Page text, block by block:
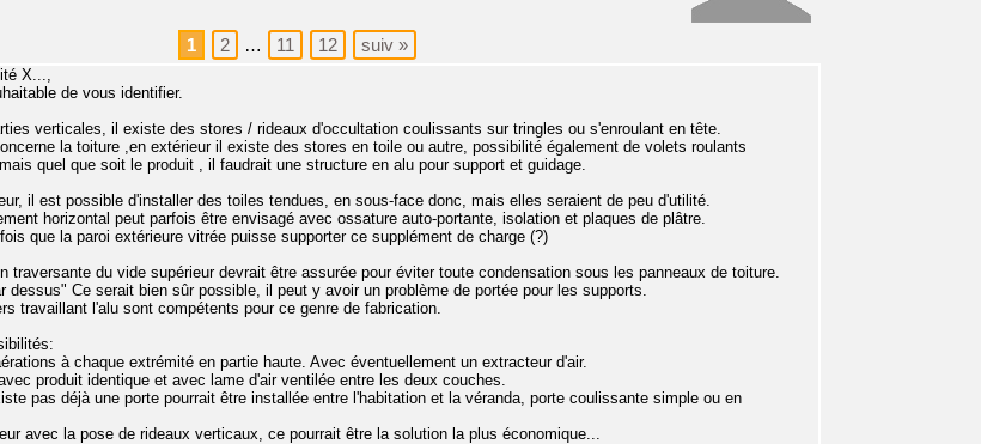
1 2 … 11 12 suiv »
X...,
de vous identifier.
verticales, il existe des stores / rideaux d'occultation coulissants sur tringles ou s'enroulant en tête.
la toiture ,en extérieur il existe des stores en toile ou autre, possibilité également de volets roulants
quel que soit le produit , il faudrait une structure en alu pour support et guidage.
il est possible d'installer des toiles tendues, en sous-face donc, mais elles seraient de peu d'utilité.
horizontal peut parfois être envisagé avec ossature auto-portante, isolation et plaques de plâtre.
que la paroi extérieure vitrée puisse supporter ce supplément de charge (?)
traversante du vide supérieur devrait être assurée pour éviter toute condensation sous les panneaux de toiture.
dessus" Ce serait bien sûr possible, il peut y avoir un problème de portée pour les supports.
travaillant l'alu sont compétents pour ce genre de fabrication.
à chaque extrémité en partie haute. Avec éventuellement un extracteur d'air.
produit identique et avec lame d'air ventilée entre les deux couches.
pas déjà une porte pourrait être installée entre l'habitation et la véranda, porte coulissante simple ou en
avec la pose de rideaux verticaux, ce pourrait être la solution la plus économique...